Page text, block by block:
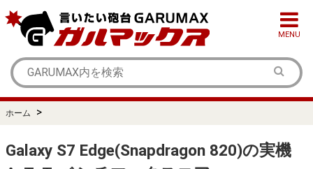
MENU
ホーム >
Galaxy S7 Edge(Snapdragon 820)の実機